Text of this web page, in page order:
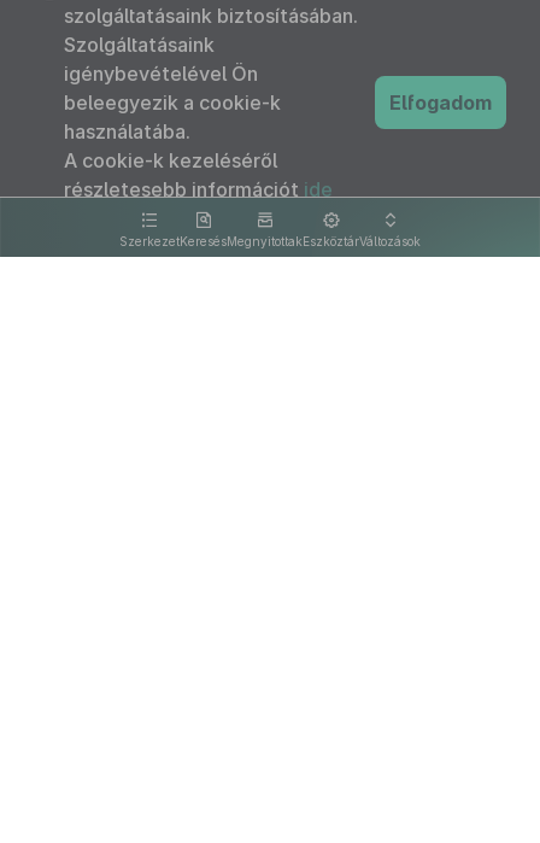
SzerkezetKeresésMegnyitottakEszköztárVáltozások
szolgáltatásaink biztosításában.
Szolgáltatásaink
igénybevételével Ön
beleegyezik a cookie-k
használatába.
A cookie-k kezeléséről
részletesebb információt ide
kattintva olvashat.
Elfogadom